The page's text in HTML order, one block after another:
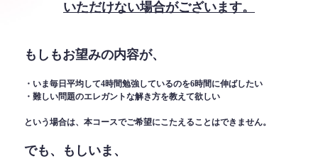
いただけない場合がございます。
もしもお望みの内容が、
・いま毎日平均して4時間勉強しているのを6時間に伸ばしたい
・難しい問題のエレガントな解き方を教えて欲しい
という場合は、本コースでご希望にこたえることはできません。
でも、もしいま、